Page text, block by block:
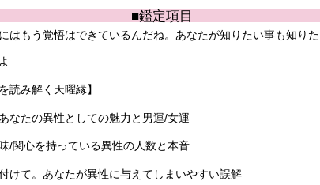
■鑑定項目
はもう覚悟はできているんだね。あなたが知りたい事も知り
読み解く天曜縁】
なたの異性としての魅力と男運/女運
/関心を持っている異性の人数と本音
けて。あなたが異性に与えてしまいやすい誤解